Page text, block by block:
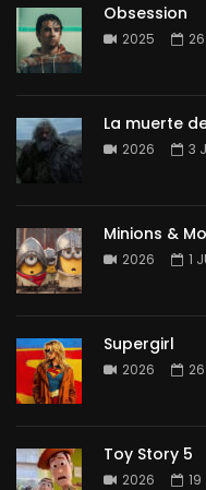
Obsession
2025
La muerte
2026 3
Minions &
2026 1
Supergirl
2026
Toy Story 5
2026 19